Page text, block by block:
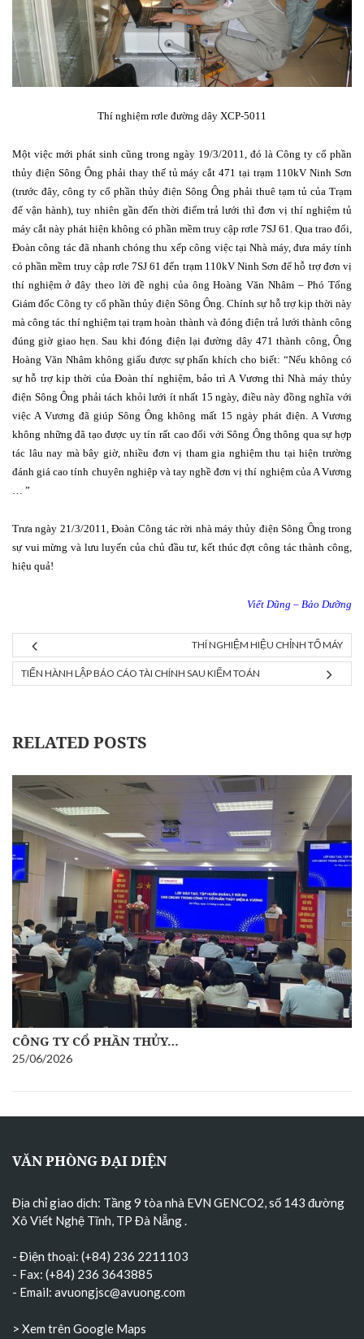
Thí nghiệm rơle đường dây XCP-5011
Một việc mới phát sinh cũng trong ngày 19/3/2011, đó là Công ty cổ phần
thủy điện Sông Ông phải thay thế tủ máy cắt 471 tại trạm 110kV Ninh Sơn
(trước đây, công ty cổ phần thủy điện Sông Ông phải thuê tạm tủ của Trạm
để vận hành), tuy nhiên gần đến thời điểm trả lưới thì đơn vị thí nghiệm tủ
máy cắt này phát hiện không có phần mềm truy cập rơle 7SJ 61. Qua trao đổi,
Đoàn công tác đã nhanh chóng thu xếp công việc tại Nhà máy, đưa máy tính
có phần mềm truy cập rơle 7SJ 61 đến trạm 110kV Ninh Sơn để hỗ trợ đơn vị
thí nghiệm ở đây theo lời đề nghị của ông Hoàng Văn Nhâm – Phó Tổng
Giám đốc Công ty cổ phần thủy điện Sông Ông. Chính sự hỗ trợ kịp thời này
mà công tác thí nghiệm tại trạm hoàn thành và đóng điện trả lưới thành công
đúng giờ giao hẹn. Sau khi đóng điện lại đường dây 471 thành công, Ông
Hoàng Văn Nhâm không giấu được sự phấn khích cho biết: “Nếu không có
sự hỗ trợ kịp thời của Đoàn thí nghiệm, bảo trì A Vương thì Nhà máy thủy
điện Sông Ông phải tách khỏi lưới ít nhất 15 ngày, điều này đồng nghĩa với
việc A Vương đã giúp Sông Ông không mất 15 ngày phát điện. A Vương
không những đã tạo được uy tín rất cao đối với Sông Ông thông qua sự hợp
tác lâu nay mà bây giờ, nhiều đơn vị tham gia nghiệm thu tại hiện trường
đánh giá cao tính chuyên nghiệp và tay nghề đơn vị thí nghiệm của A Vương
… ”
Trưa ngày 21/3/2011, Đoàn Công tác rời nhà máy thủy điện Sông Ông trong
sự vui mừng và lưu luyến của chủ đầu tư, kết thúc đợt công tác thành công,
hiệu quả!
Viết Dũng – Bảo Dưỡng
THÍ NGHIỆM HIỆU CHỈNH TỔ MÁY
TIẾN HÀNH LẬP BÁO CÁO TÀI CHÍNH SAU KIỂM TOÁN
RELATED POSTS
CÔNG TY CỔ PHẦN THỦY…
25/06/2026
VĂN PHÒNG ĐẠI DIỆN
Địa chỉ giao dịch: Tầng 9 tòa nhà EVN GENCO2, số 143 đường
Xô Viết Nghệ Tĩnh, TP Đà Nẵng
- Điện thoại: (+84) 236 2211103
- Fax: (+84) 236 3643885
- Email: avuongjsc@avuong.com
> Xem trên Google Maps